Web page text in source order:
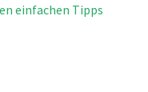
einfachen Tipps